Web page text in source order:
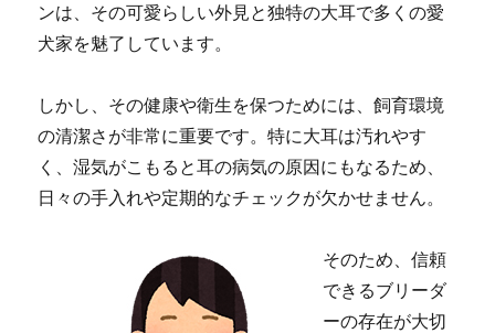
ンは、その可愛らしい外見と独特の大耳で多くの愛
犬家を魅了しています。
しかし、その健康や衛生を保つためには、飼育環境
の清潔さが非常に重要です。特に大耳は汚れやす
く、湿気がこもると耳の病気の原因にもなるため、
日々の手入れや定期的なチェックが欠かせません。
そのため、信頼
できるブリーダ
ーの存在が大切